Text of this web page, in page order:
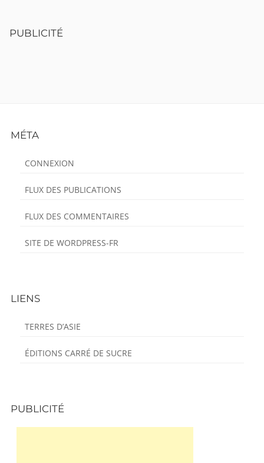
PUBLICITÉ
Content
MÉTA
CONNEXION
FLUX DES PUBLICATIONS
FLUX DES COMMENTAIRES
SITE DE WORDPRESS-FR
LIENS
TERRES D’ASIE
ÉDITIONS CARRÉ DE SUCRE
PUBLICITÉ